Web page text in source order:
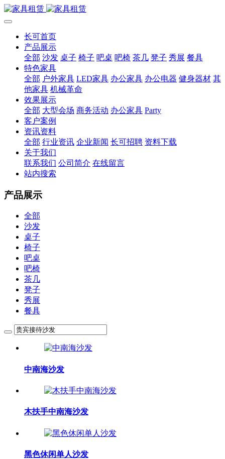
长可首页
产品展示
全部 沙发 桌子 椅子 吧桌 吧椅 茶几 凳子 秀展 餐具
特色家具
全部 户外家具 LED家具 办公家具 办公电器 健身器材 其
他家具 机械革命
效果展示
全部 大型会场 商务活动 办公家具 Party
客户案例
资讯资料
全部 行业资讯 企业新闻 长可招聘 资料下载
关于我们
联系我们 公司简介 在线留言
站内搜索
产品展示
全部
沙发
桌子
椅子
吧桌
吧椅
茶几
凳子
秀展
餐具
中南海沙发
木扶手中南海沙发
黑色休闲单人沙发